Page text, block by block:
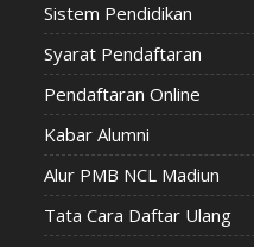
Sistem Pendidikan
Syarat Pendaftaran
Pendaftaran Online
Kabar Alumni
Alur PMB NCL Madiun
Tata Cara Daftar Ulang